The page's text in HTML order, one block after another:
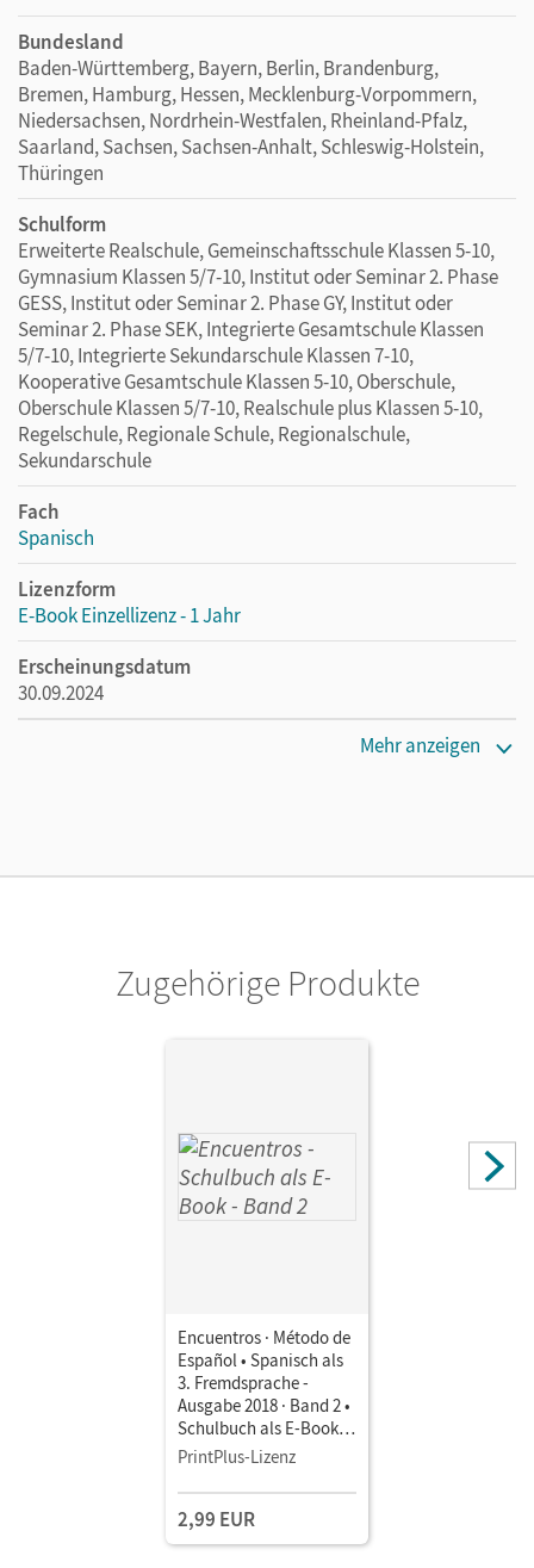
Bundesland
Baden-Württemberg, Bayern, Berlin, Brandenburg,
Bremen, Hamburg, Hessen, Mecklenburg-Vorpommern,
Niedersachsen, Nordrhein-Westfalen, Rheinland-Pfalz,
Saarland, Sachsen, Sachsen-Anhalt, Schleswig-Holstein,
Thüringen
Schulform
Erweiterte Realschule, Gemeinschaftsschule Klassen 5-10,
Gymnasium Klassen 5/7-10, Institut oder Seminar 2. Phase
GESS, Institut oder Seminar 2. Phase GY, Institut oder
Seminar 2. Phase SEK, Integrierte Gesamtschule Klassen
5/7-10, Integrierte Sekundarschule Klassen 7-10,
Kooperative Gesamtschule Klassen 5-10, Oberschule,
Oberschule Klassen 5/7-10, Realschule plus Klassen 5-10,
Regelschule, Regionale Schule, Regionalschule,
Sekundarschule
Fach
Spanisch
Lizenzform
E-Book Einzellizenz - 1 Jahr
Erscheinungsdatum
30.09.2024
Cornelsen Verlag
Mehr anzeigen
Zugehörige Produkte
Encuentros · Método de
Español • Spanisch als
3. Fremdsprache -
Ausgabe 2018 · Band 2 •
Schulbuch als E-Book
Mit Medien
PrintPlus-Lizenz
2,99 EUR